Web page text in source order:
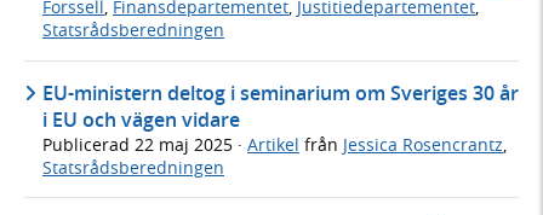
Forssell, Finansdepartementet, Justitiedepartementet,
Statsrådsberedningen
EU-ministern deltog i seminarium om Sveriges 30 år
i EU och vägen vidare
Publicerad 22 maj 2025 · Artikel från Jessica Rosencrantz,
Statsrådsberedningen